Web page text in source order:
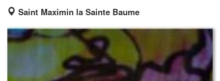
Saint Maximin la Sainte Baume